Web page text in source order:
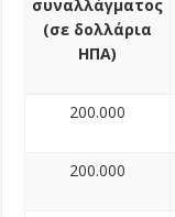
συναλλάγματος
(σε δολλάρια
ΗΠΑ)
200.000
200.000